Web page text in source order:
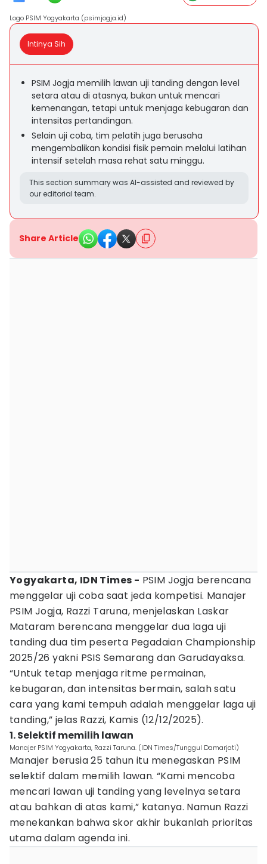
Logo PSIM Yogyakarta (psimjogja.id)
Intinya Sih
PSIM Jogja memilih lawan uji tanding dengan level
setara atau di atasnya, bukan untuk mencari
kemenangan, tetapi untuk menjaga kebugaran dan
intensitas pertandingan.
Selain uji coba, tim pelatih juga berusaha
mengembalikan kondisi fisik pemain melalui latihan
intensif setelah masa rehat satu minggu.
This section summary was AI-assisted and reviewed by
our editorial team.
Share Article
Yogyakarta, IDN Times - PSIM Jogja berencana
menggelar uji coba saat jeda kompetisi. Manajer
PSIM Jogja, Razzi Taruna, menjelaskan Laskar
Mataram berencana menggelar dua laga uji
tanding dua tim peserta Pegadaian Championship
2025/26 yakni PSIS Semarang dan Garudayaksa.
“Untuk tetap menjaga ritme permainan,
kebugaran, dan intensitas bermain, salah satu
cara yang kami tempuh adalah menggelar laga uji
tanding,” jelas Razzi, Kamis (12/12/2025).
1. Selektif memilih lawan
Manajer PSIM Yogyakarta, Razzi Taruna. (IDN Times/Tunggul Damarjati)
Manajer berusia 25 tahun itu menegaskan PSIM
selektif dalam memilih lawan. “Kami mencoba
mencari lawan uji tanding yang levelnya setara
atau bahkan di atas kami,” katanya. Namun Razzi
menekankan bahwa skor akhir bukanlah prioritas
utama dalam agenda ini.